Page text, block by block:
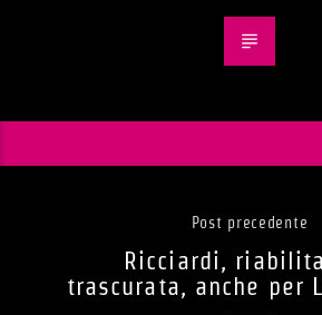
Post precedente
Ricciardi,
trascurata, anche per